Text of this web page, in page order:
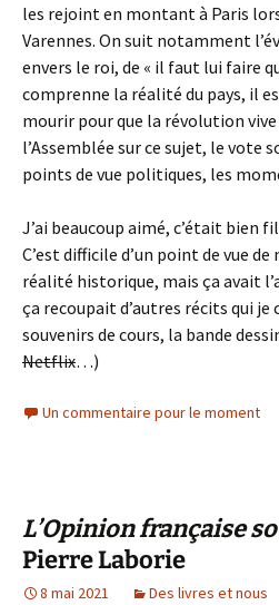
les rejoint en montant à Paris
Varennes. On suit notamment
envers le roi, de « il faut lui faire
comprenne la réalité du pays, il
mourir pour que la révolution vive
l’Assemblée sur ce sujet, le vote
points de vue politiques, les
J’ai beaucoup aimé, c’était bien
C’est difficile d’un point de vue
réalité historique, mais ça avait
ça recoupait d’autres récits qui je
souvenirs de cours, la bande
Netflix…)
Un commentaire pour le moment
L’Opinion française
Pierre Laborie
8 mai 2021 Des livres et nous